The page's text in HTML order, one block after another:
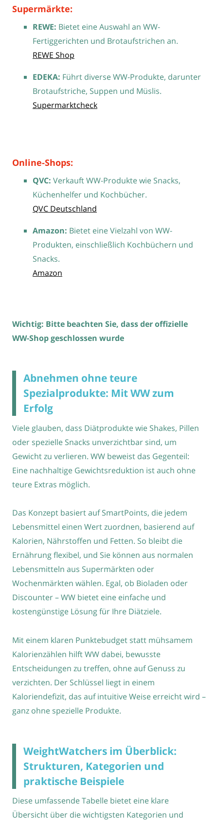
Supermärkte:
REWE: Bietet eine Auswahl an WW-
Fertiggerichten und Brotaufstrichen an.
REWE Shop
EDEKA: Führt diverse WW-Produkte, darunter
Brotaufstriche, Suppen und Müslis.
Supermarktcheck
Online-Shops:
QVC: Verkauft WW-Produkte wie Snacks,
Küchenhelfer und Kochbücher.
QVC Deutschland
Amazon: Bietet eine Vielzahl von WW-
Produkten, einschließlich Kochbüchern und
Snacks.
Amazon
Wichtig: Bitte beachten Sie, dass der offizielle
WW-Shop geschlossen wurde
Abnehmen ohne teure
Spezialprodukte: Mit WW zum
Erfolg
Viele glauben, dass Diätprodukte wie Shakes, Pillen
oder spezielle Snacks unverzichtbar sind, um
Gewicht zu verlieren. WW beweist das Gegenteil:
Eine nachhaltige Gewichtsreduktion ist auch ohne
teure Extras möglich.
Das Konzept basiert auf SmartPoints, die jedem
Lebensmittel einen Wert zuordnen, basierend auf
Kalorien, Nährstoffen und Fetten. So bleibt die
Ernährung flexibel, und Sie können aus normalen
Lebensmitteln aus Supermärkten oder
Wochenmärkten wählen. Egal, ob Bioladen oder
Discounter – WW bietet eine einfache und
kostengünstige Lösung für Ihre Diätziele.
Mit einem klaren Punktebudget statt mühsamem
Kalorienzählen hilft WW dabei, bewusste
Entscheidungen zu treffen, ohne auf Genuss zu
verzichten. Der Schlüssel liegt in einem
Kaloriendefizit, das auf intuitive Weise erreicht wird –
ganz ohne spezielle Produkte.
WeightWatchers im Überblick:
Strukturen, Kategorien und
praktische Beispiele
Diese umfassende Tabelle bietet eine klare
Übersicht über die wichtigsten Kategorien und